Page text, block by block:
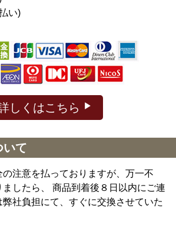
い)
しくはこちら
いて
注意を払っておりますが、万一不
したら、 商品到着後８日以内にご連
社負担にて、すぐに交換させていた